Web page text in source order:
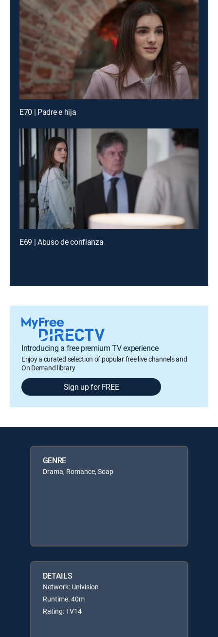
E70 | Padre e hija
E69 | Abuso de confianza
Introducing a free premium TV experience
Enjoy a curated selection of popular free live channels and
On Demand library
Sign up for FREE
GENRE
Drama, Romance, Soap
DETAILS
Network: Univision
Runtime: 40m
Rating: TV14